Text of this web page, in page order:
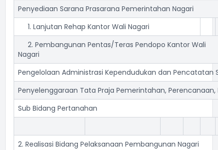
Penyediaan Sarana Prasarana Pemerintahan Nagari
1. Lanjutan Rehap Kantor Wali Nagari
2. Pembangunan Pentas/Teras Pendopo Kantor Wali
Nagari
Pengelolaan Administrasi Kependudukan dan Pencatatan
Penyelenggaraan Tata Praja Pemerintahan, Perencanaan,
Sub Bidang Pertanahan
2. Realisasi Bidang Pelaksanaan Pembangunan Nagari